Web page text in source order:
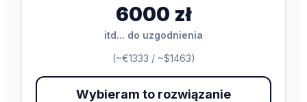
6000 zł
itd... do uzgodnienia
(~€1333 / ~$1463)
Wybieram to rozwiązanie